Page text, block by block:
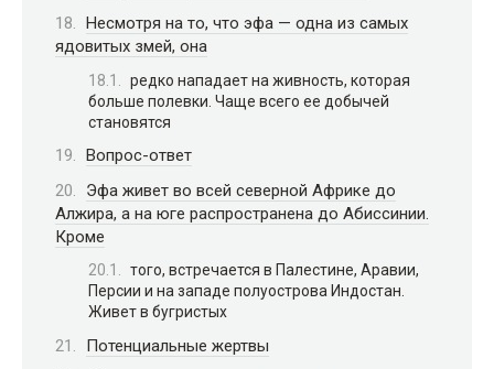
Несмотря на то, что эфа — одна из самых
ядовитых змей, она
редко нападает на живность, которая
больше полевки. Чаще всего ее добычей
становятся
Вопрос-ответ
Эфа живет во всей северной Африке до
Алжира, а на юге распространена до Абиссинии.
Кроме
того, встречается в Палестине, Аравии,
Персии и на западе полуострова Индостан.
Живет в бугристых
Потенциальные жертвы